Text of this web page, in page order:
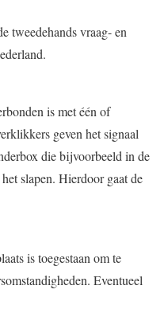
tweedehands vraag- en
is met één of
geven het signaal
die bijvoorbeeld in de
slapen. Hierdoor gaat de
is toegestaan om te
Eventueel